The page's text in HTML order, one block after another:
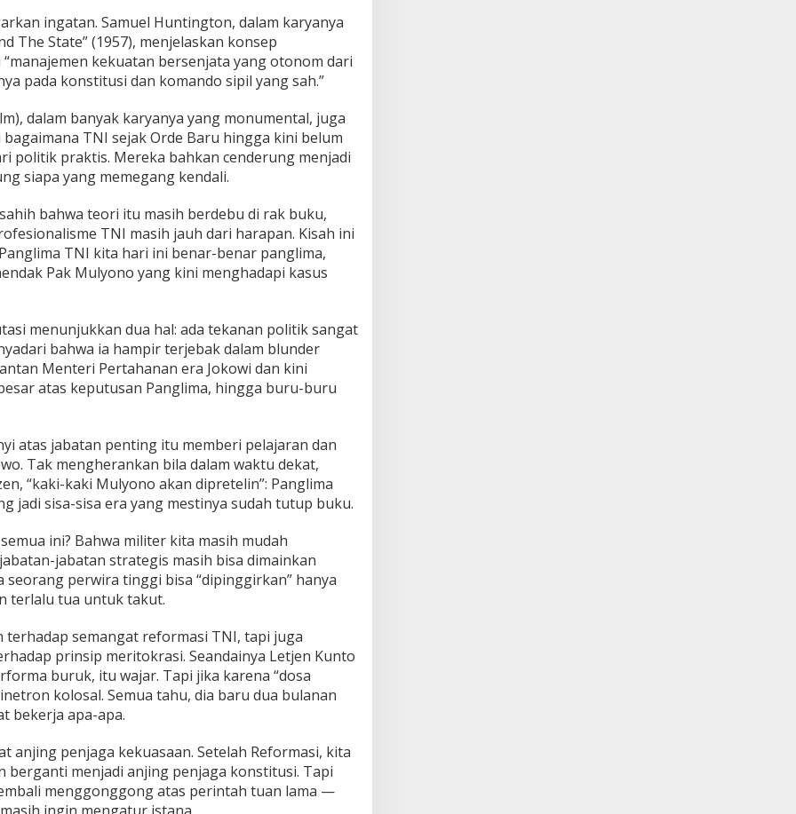
ingatan. Samuel Huntington, dalam karyanya
The State” (1957), menjelaskan konsep
kekuatan bersenjata yang otonom dari
pada konstitusi dan komando sipil yang sah.”
dalam banyak karyanya yang monumental, juga
TNI sejak Orde Baru hingga kini belum
politik praktis. Mereka bahkan cenderung menjadi
siapa yang memegang kendali.
bahwa teori itu masih berdebu di rak buku,
TNI masih jauh dari harapan. Kisah ini
TNI kita hari ini benar-benar panglima,
Pak Mulyono yang kini menghadapi kasus
menunjukkan dua hal: ada tekanan politik sangat
bahwa ia hampir terjebak dalam blunder
Menteri Pertahanan era Jokowi dan kini
atas keputusan Panglima, hingga buru-buru
atas jabatan penting itu memberi pelajaran dan
Tak mengherankan bila dalam waktu dekat,
“kaki-kaki Mulyono akan dipretelin”: Panglima
jadi sisa-sisa era yang mestinya sudah tutup buku.
ini? Bahwa militer kita masih mudah
jabatan strategis masih bisa dimainkan
seorang perwira tinggi bisa “dipinggirkan” hanya
terlalu tua untuk takut.
semangat reformasi TNI, tapi juga
prinsip meritokrasi. Seandainya Letjen Kunto
buruk, itu wajar. Tapi jika karena “dosa
kolosal. Semua tahu, dia baru dua bulanan
bekerja apa-apa.
anjing penjaga kekuasaan. Setelah Reformasi, kita
berganti menjadi anjing penjaga konstitusi. Tapi
menggonggong atas perintah tuan lama —
ingin mengatur istana.